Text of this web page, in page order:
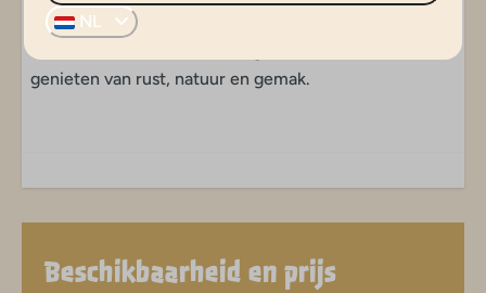
Comfort, ruimte en avontuur komen samen in deze
genieten van rust, natuur en gemak.
Beschikbaarheid en prijs
NL